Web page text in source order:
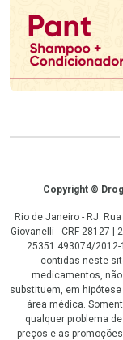
CopyrightCopyright ©
Rio de Janeiro - RJ:
Giovanelli - CRF 28127
25351.493074/
contidas neste
medicamentos,
substituem, em
área médica.
qualquer problema
preços e as